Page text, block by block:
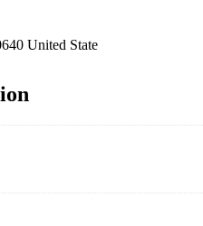
United State